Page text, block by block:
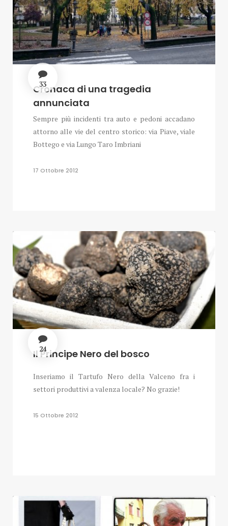
33
Cronaca di una tragedia
annunciata
Sempre più incidenti tra auto e pedoni accadano
attorno alle vie del centro storico: via Piave, viale
Bottego e via Lungo Taro Imbriani
17 Ottobre 2012
24
Il Principe Nero del bosco
Inseriamo il Tartufo Nero della Valceno fra i
settori produttivi a valenza locale? No grazie!
15 Ottobre 2012